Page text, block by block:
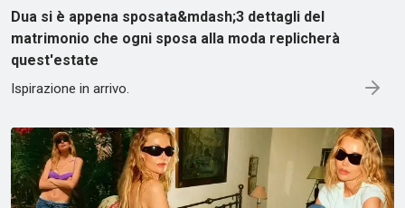
Dua si è appena sposata&mdash;3 dettagli del
matrimonio che ogni sposa alla moda replicherà
quest'estate
Ispirazione in arrivo.